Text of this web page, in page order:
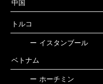
中国
トルコ
ー イスタンブール
ベトナム
ー ホーチミン